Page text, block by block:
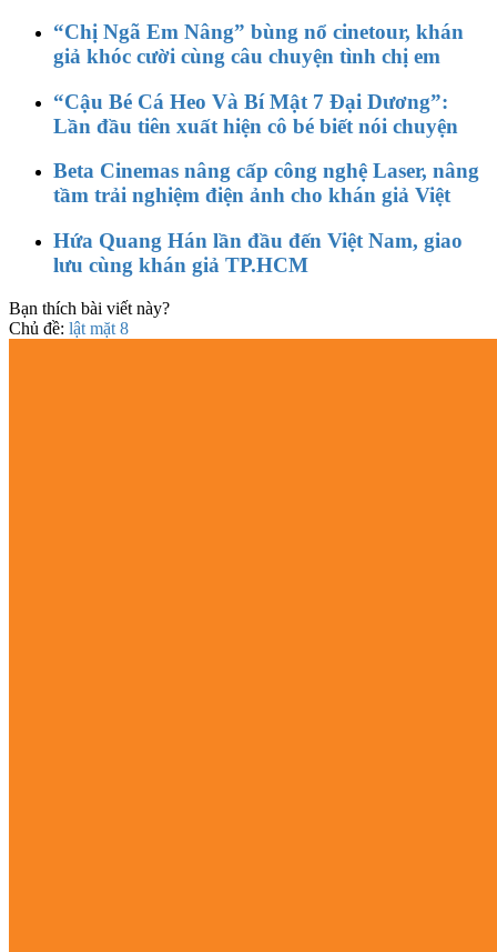
“Chị Ngã Em Nâng” bùng nổ cinetour, khán
giả khóc cười cùng câu chuyện tình chị em
“Cậu Bé Cá Heo Và Bí Mật 7 Đại Dương”:
Lần đầu tiên xuất hiện cô bé biết nói chuyện
Beta Cinemas nâng cấp công nghệ Laser, nâng
tầm trải nghiệm điện ảnh cho khán giả Việt
Hứa Quang Hán lần đầu đến Việt Nam, giao
lưu cùng khán giả TP.HCM
Bạn thích bài viết này?
Chủ đề: lật mặt 8